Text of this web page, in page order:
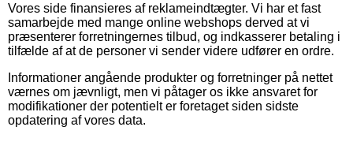
Vores side finansieres af reklameindtægter. Vi har et fast
samarbejde med mange online webshops derved at vi
præsenterer forretningernes tilbud, og indkasserer betaling i
tilfælde af at de personer vi sender videre udfører en ordre.
Informationer angående produkter og forretninger på nettet
værnes om jævnligt, men vi påtager os ikke ansvaret for
modifikationer der potentielt er foretaget siden sidste
opdatering af vores data.